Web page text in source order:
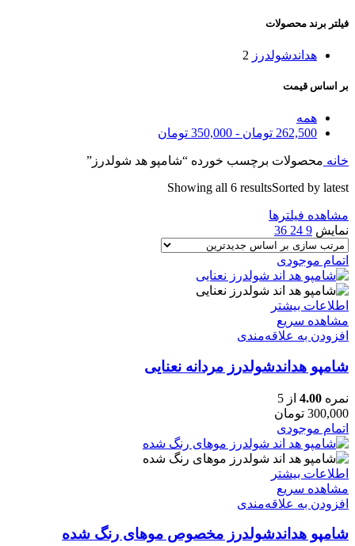
فیلتر برند محصولات
هداندشولدرز 2
بر اساس قیمت
همه
262,500 تومان -
350,000 تومان
خانه محصولات برچسب خورده “شامپو هد شولدرز”
Showing all 6 resultsSorted by latest
مشاهده فیلترها
نمایش 9
24
36
اتمام موجودی
اطلاعات بیشتر
مشاهده سریع
افزودن به علاقه‌مندی
شامپو هداندشولدرز مردانه نعنایی
نمره 4.00 از 5
300,000 تومان
اتمام موجودی
اطلاعات بیشتر
مشاهده سریع
افزودن به علاقه‌مندی
شامپو هداندشولدرز مخصوص موهای رنگ شده